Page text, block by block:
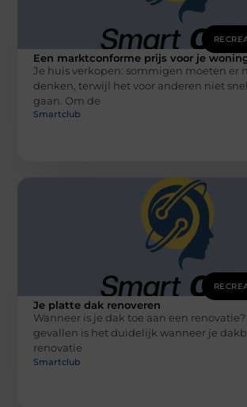
Een marktconforme prijs voor je
Je huis verkopen: sommigen moeten er
denken, terwijl het voor anderen niet
gaan. Om de
Smartclub
Je platte dak renoveren
Wanneer is je dak toe aan een
gevallen is het duidelijk wanneer je
renovatie
Smartclub